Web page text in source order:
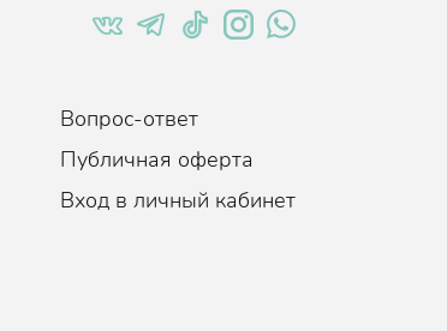
Вопрос-ответ
Публичная оферта
Вход в личный кабинет